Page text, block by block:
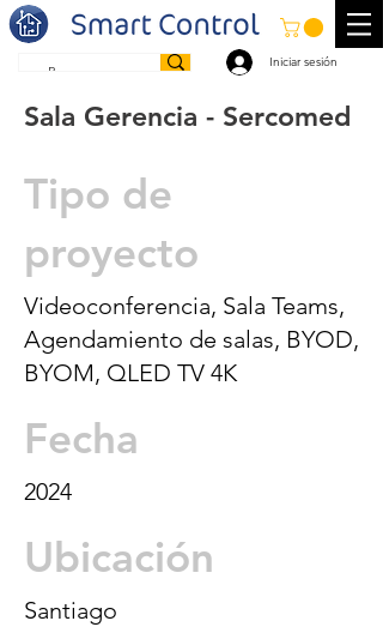
Iniciar sesión
Sala Gerencia - Sercomed
Tipo de
proyecto
Videoconferencia, Sala Teams,
Agendamiento de salas, BYOD,
BYOM, QLED TV 4K
Fecha
2024
Ubicación
Santiago